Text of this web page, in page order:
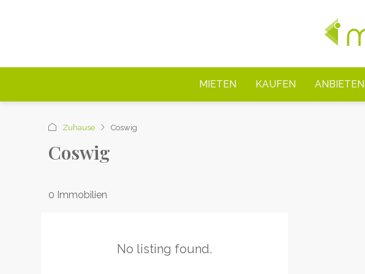
MIETEN KAUFEN ANBIETEN
Zuhause Coswig
Coswig
0 Immobilien
No listing found.